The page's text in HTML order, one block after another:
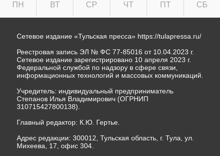
ПН ВТ СР ЧТ ПТ СБ
Сетевое издание «Тульская пресса» https://tulapressa.ru/
Реестровая запись ЭЛ № ФС 77-85016 от 10.04.2023 г.
Сетевое издание зарегистрировано 10 апреля 2023 г.
Федеральной службой по надзору в сфере связи,
информационных технологий и массовых коммуникаций.
Учредитель: индивидуальный предприниматель
Степанов Илья Владимирович (ОГРНИП
310715427800138).
Главный редактор: К.Ю. Гертье.
Адрес редакции: 300012, Тульская область, г. Тула, ул.
Михеева, 17, офис 304.